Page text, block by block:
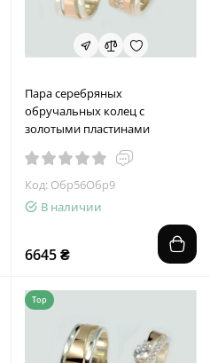
Пара серебряных
обручальных колец с
золотыми пластинами
Код: Обр56Обр9
В наличии
6645 ₴
Top